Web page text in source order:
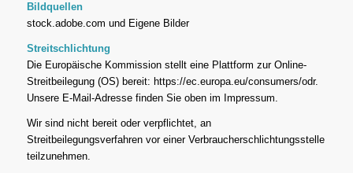
Bildquellen
stock.adobe.com und Eigene Bilder
Streitschlichtung
Die Europäische Kommission stellt eine Plattform zur Online-
Streitbeilegung (OS) bereit: https://ec.europa.eu/consumers/odr.
Unsere E-Mail-Adresse finden Sie oben im Impressum.
Wir sind nicht bereit oder verpflichtet, an
Streitbeilegungsverfahren vor einer Verbraucherschlichtungsstelle
teilzunehmen.